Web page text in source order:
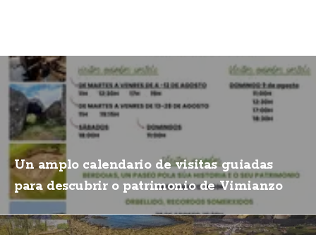
Un amplo calendario de visitas guiadas
para descubrir o patrimonio de Vimianzo